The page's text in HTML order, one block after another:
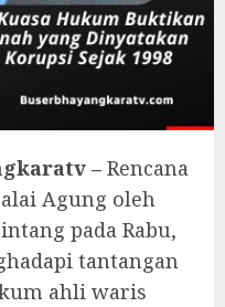
– Rencana
Agung oleh
pada Rabu,
tantangan
ahli waris